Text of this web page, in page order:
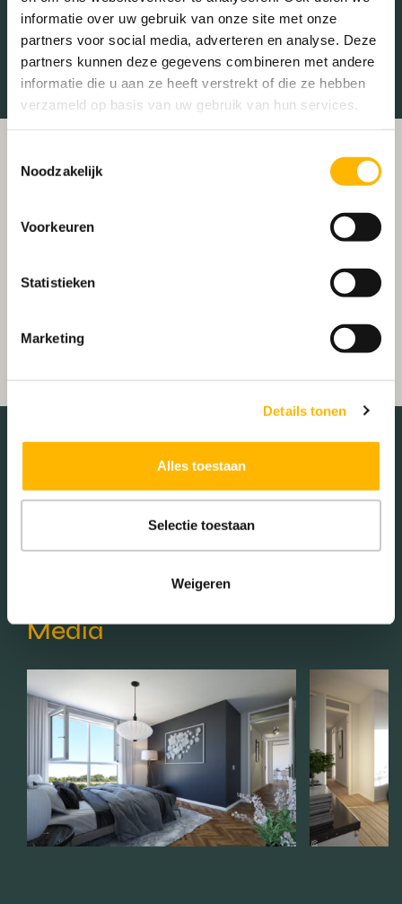
informatie over uw gebruik van onze site met onze
partners voor social media, adverteren en analyse. Deze
partners kunnen deze gegevens combineren met andere
informatie die u aan ze heeft verstrekt of die ze hebben
verzameld op basis van uw gebruik van hun services.
Noodzakelijk
Voorkeuren
Statistieken
Marketing
Details tonen
Alles toestaan
Selectie toestaan
Weigeren
Treinstation Universiteit
Winkelcentrum Ziekenhuis
Schaduwwijzer
Media